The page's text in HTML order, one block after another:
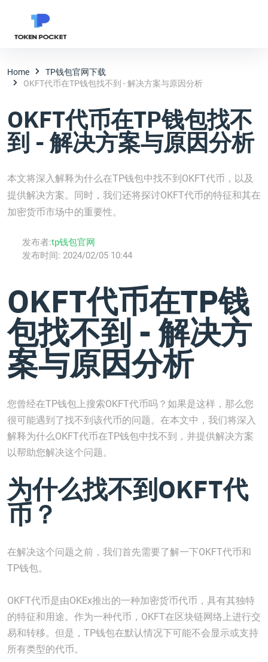
Home
TP钱包官网下载
OKFT代币在TP钱包找不到 - 解决方案与原因分析
OKFT代币在TP钱包找不
到 - 解决方案与原因分析
本文将深入解释为什么在TP钱包中找不到OKFT代币，以及
提供解决方案。同时，我们还将探讨OKFT代币的特征和其在
加密货币市场中的重要性。
发布者:tp钱包官网
发布时间: 2024/02/05 10:44
OKFT代币在TP钱
包找不到 - 解决方
案与原因分析
您曾经在TP钱包上搜索OKFT代币吗？如果是这样，那么您
很可能遇到了找不到该代币的问题。在本文中，我们将深入
解释为什么OKFT代币在TP钱包中找不到，并提供解决方案
以帮助您解决这个问题。
为什么找不到OKFT代
币？
在解决这个问题之前，我们首先需要了解一下OKFT代币和
TP钱包。
OKFT代币是由OKEx推出的一种加密货币代币，具有其独特
的特征和用途。作为一种代币，OKFT在区块链网络上进行交
易和转移。但是，TP钱包在默认情况下可能不会显示或支持
所有类型的代币。